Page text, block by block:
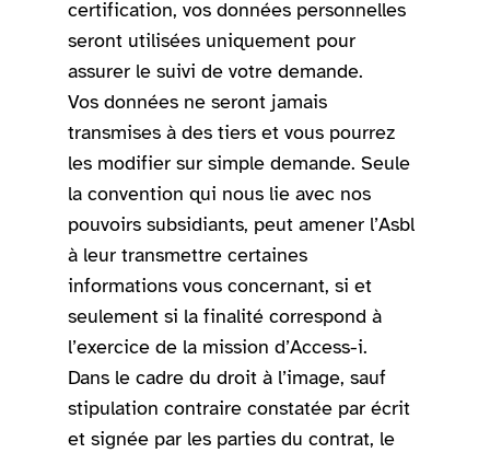
certification, vos données personnelles
seront utilisées uniquement pour
assurer le suivi de votre demande.
Vos données ne seront jamais
transmises à des tiers et vous pourrez
les modifier sur simple demande. Seule
la convention qui nous lie avec nos
pouvoirs subsidiants, peut amener l’Asbl
à leur transmettre certaines
informations vous concernant, si et
seulement si la finalité correspond à
l’exercice de la mission d’Access-i.
Dans le cadre du droit à l’image, sauf
stipulation contraire constatée par écrit
et signée par les parties du contrat, le